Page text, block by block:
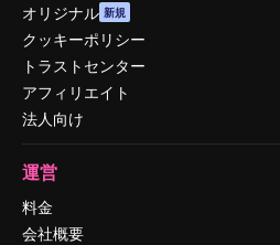
オリジナル 新規
クッキーポリシー
トラストセンター
アフィリエイト
法人向け
運営
料金
会社概要